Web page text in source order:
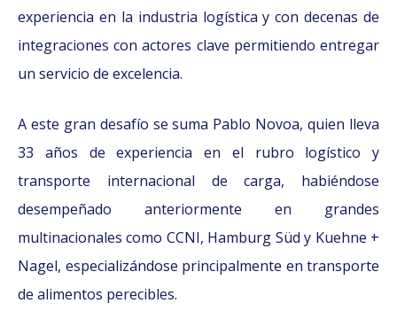
experiencia en la industria logística y con decenas de
integraciones con actores clave permitiendo entregar
un servicio de excelencia.
A este gran desafío se suma Pablo Novoa, quien lleva
33 años de experiencia en el rubro logístico y
transporte internacional de carga, habiéndose
desempeñado anteriormente en grandes
multinacionales como CCNI, Hamburg Süd y Kuehne +
Nagel, especializándose principalmente en transporte
de alimentos perecibles.